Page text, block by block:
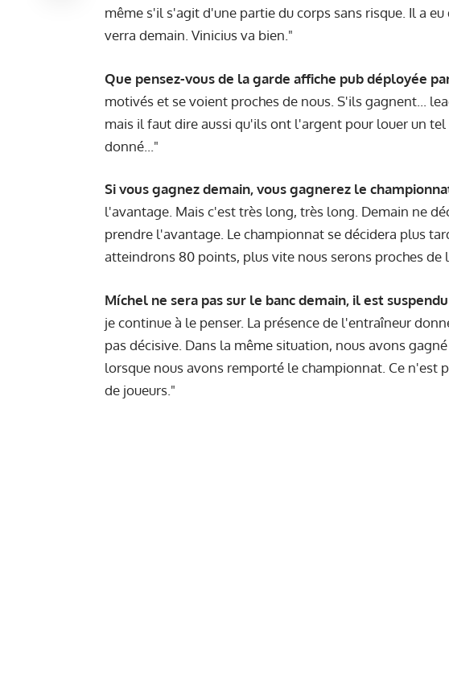
même s'il s'agit d'une partie du corps sans risque. Il a
verra demain. Vinicius va bien."
Que pensez-vous de la garde affiche pub déployée
motivés et se voient proches de nous. S'ils gagnent...
mais il faut dire aussi qu'ils ont l'argent pour louer un
donné..."
Si vous gagnez demain, vous gagnerez le
l'avantage. Mais c'est très long, très long. Demain ne
prendre l'avantage. Le championnat se décidera plus
atteindrons 80 points, plus vite nous serons proches de
Míchel ne sera pas sur le banc demain, il est suspendu
je continue à le penser. La présence de l'entraîneur
pas décisive. Dans la même situation, nous avons
lorsque nous avons remporté le championnat. Ce n'est
de joueurs."